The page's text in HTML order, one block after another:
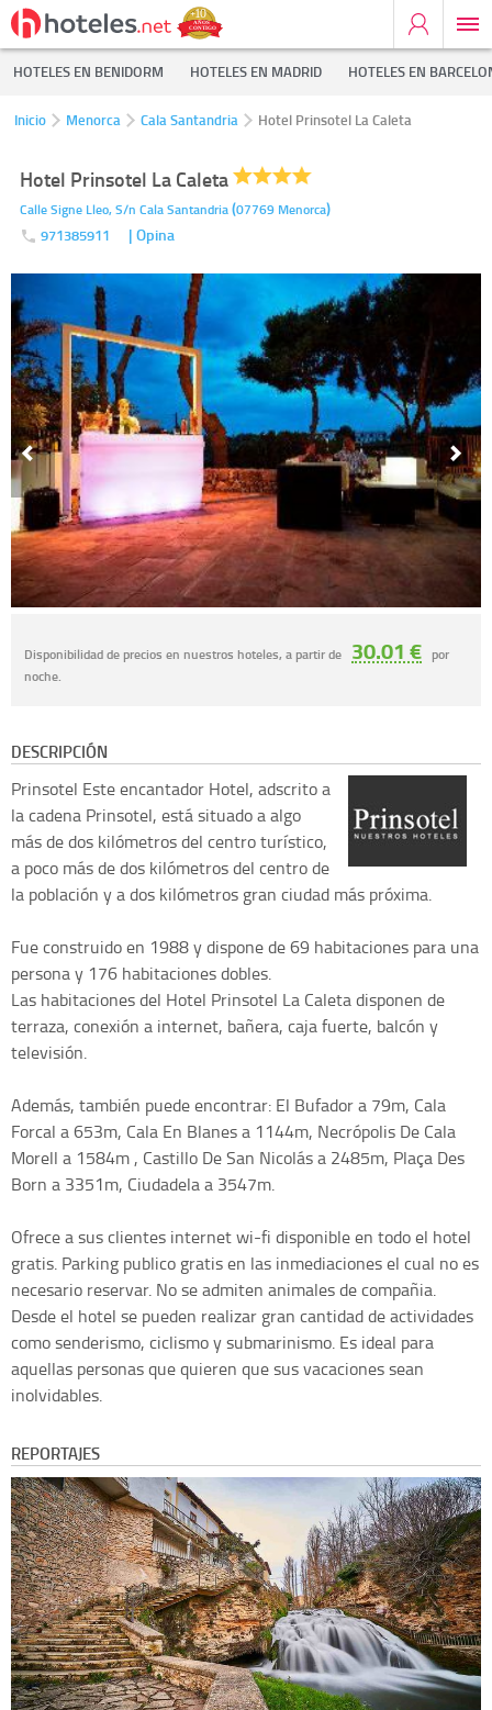
HOTELES EN BENIDORM HOTELES EN MADRID HOTELES EN
Inicio Menorca Cala Santandria Hotel Prinsotel La Caleta
Hotel Prinsotel La Caleta
Calle Signe Lleo, S/n Cala Santandria(07769 Menorca)
971385911 | Opina
Disponibilidad de precios en nuestros hoteles, a partir de 30.01 € por
noche.
DESCRIPCIÓN
Prinsotel Este encantador Hotel, adscrito a
la cadena Prinsotel, está situado a algo
más de dos kilómetros del centro turístico,
a poco más de dos kilómetros del centro de
la población y a dos kilómetros gran ciudad más próxima.
Fue construido en 1988 y dispone de 69 habitaciones para una
persona y 176 habitaciones dobles.
Las habitaciones del Hotel Prinsotel La Caleta disponen de
terraza, conexión a internet, bañera, caja fuerte, balcón y
televisión.
Además, también puede encontrar: El Bufador a 79m, Cala
Forcal a 653m, Cala En Blanes a 1144m, Necrópolis De Cala
Morell a 1584m , Castillo De San Nicolás a 2485m, Plaça Des
Born a 3351m, Ciudadela a 3547m.
Ofrece a sus clientes internet wi-fi disponible en todo el hotel
gratis. Parking publico gratis en las inmediaciones el cual no es
necesario reservar. No se admiten animales de compañia.
Desde el hotel se pueden realizar gran cantidad de actividades
como senderismo, ciclismo y submarinismo. Es ideal para
aquellas personas que quieren que sus vacaciones sean
inolvidables.
REPORTAJES